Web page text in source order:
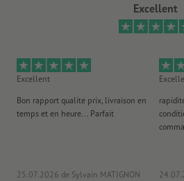
Excellent
Excellent
Bon rapport qualité prix, livraison en
temps et en heure... Parfait
25.07.2026 de Sylvain MATIGNON